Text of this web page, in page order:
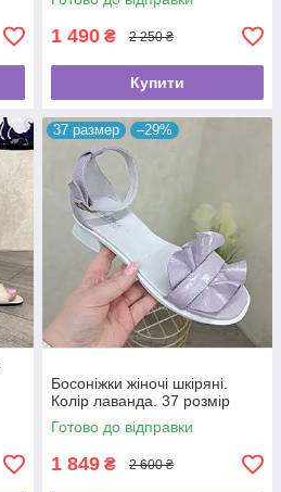
1 490 ₴ 2 250 ₴
Купити
37 размер –29%
Босоніжки жіночі шкіряні.
Колір лаванда. 37 розмір
Готово до відправки
1 849 ₴ 2 600 ₴